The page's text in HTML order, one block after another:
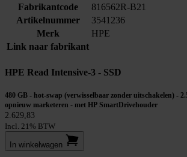
Fabrikantcode
816562R-B21
Artikelnummer
3541236
Merk
HPE
Link naar fabrikant
HPE Read Intensive-3 - SSD
480 GB - hot-swap (verwisselbaar zonder uitschakelen) -
opnieuw marketeren - met HP SmartDrivehouder
2.629,83
Incl. 21% BTW
In winkel­wagen